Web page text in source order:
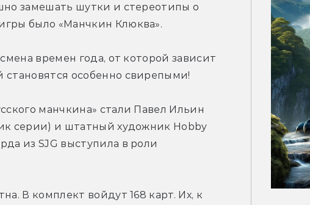
замешать шутки и стереотипы о
было «Манчкин Клюква».
времен года, от которой зависит
особенно свирепыми!
манчкина» стали Павел Ильин
серии) и штатный художник Hobby
из SJG выступила в роли
В комплект войдут 168 карт. Их, к